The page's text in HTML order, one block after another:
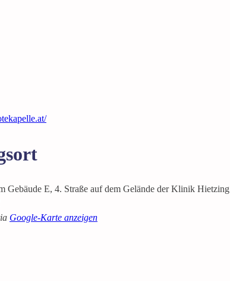
E, 4. Straße auf dem Gelände der Klinik Hietzing
Google-Karte anzeigen